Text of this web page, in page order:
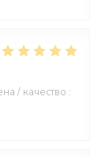
/ качество :